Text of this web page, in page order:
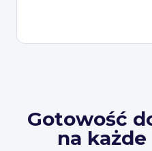
Gotowość
na